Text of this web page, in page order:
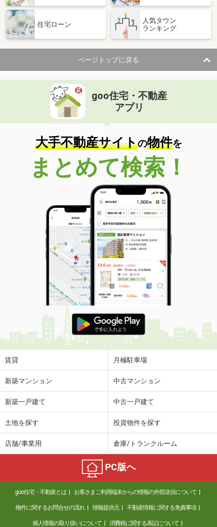
住宅ローン
人気タウン
ランキング
ページトップに戻る
goo住宅・不動産
アプリ
大手不動産サイトの物件を
まとめて検索！
賃貸 月極駐車場
新築マンション 中古マンション
新築一戸建て 中古一戸建て
土地を探す 投資物件を探す
店舗/事業用 倉庫/トランクルーム
PC版へ
goo住宅・不動産とは お客さまご利用端末からの情報の外部送信について
物件に関するお問合せの流れ 情報提供元 不動産情報に関する免責事項
個人情報の取り扱いについて 消費税に関する表記について